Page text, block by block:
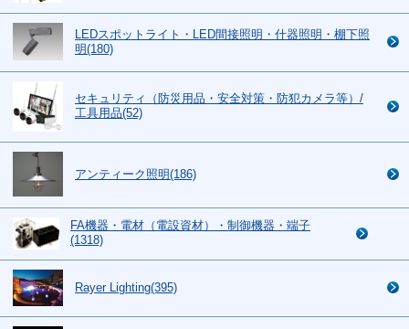
LEDスポットライト・LED間接照明・什器照明・棚下照
明(180)
セキュリティ（防災用品・安全対策・防犯カメラ等）/
工具用品(52)
アンティーク照明(186)
FA機器・電材（電設資材）・制御機器・端子
(1318)
Rayer Lighting(395)